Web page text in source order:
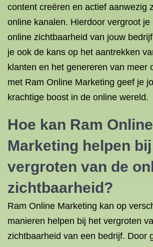
content creëren en actief aanwezig
online kanalen. Hierdoor vergroot je
online zichtbaarheid van jouw
je ook de kans op het aantrekken
klanten en het genereren van meer
met Ram Online Marketing geef je
krachtige boost in de online wereld.
Hoe kan Ram Online
Marketing helpen
vergroten van de
zichtbaarheid?
Ram Online Marketing kan op
manieren helpen bij het vergroten
zichtbaarheid van een bedrijf. Door